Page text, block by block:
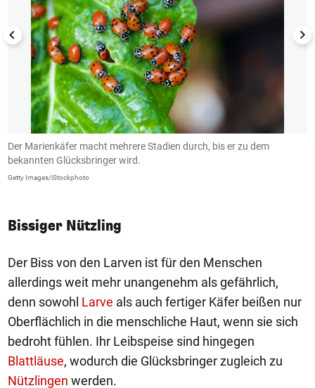
Der Marienkäfer macht mehrere Stadien durch, bis er zu dem
bekannten Glücksbringer wird.
Getty Images/iStockphoto
Bissiger Nützling
Der Biss von den Larven ist für den Menschen
allerdings weit mehr unangenehm als gefährlich,
denn sowohl Larve als auch fertiger Käfer beißen nur
Oberflächlich in die menschliche Haut, wenn sie sich
bedroht fühlen. Ihr Leibspeise sind hingegen
Blattläuse, wodurch die Glücksbringer zugleich zu
Nützlingen werden.